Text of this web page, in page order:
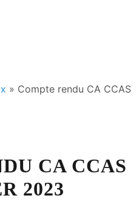
» Compte rendu CA CCAS
CA CCAS
2023